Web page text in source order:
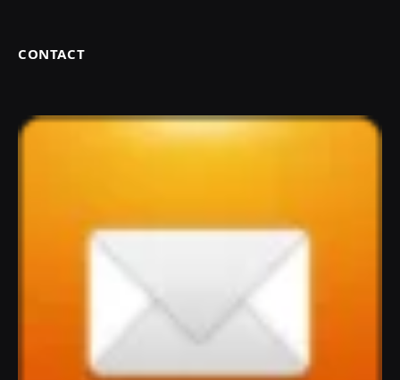
CONTACT